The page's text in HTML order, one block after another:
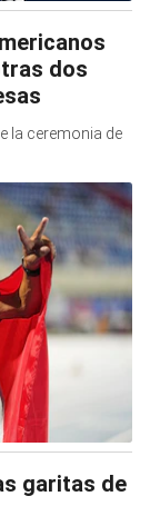
dos
la ceremonia de
garitas de